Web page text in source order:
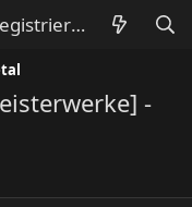
Registrieren
-